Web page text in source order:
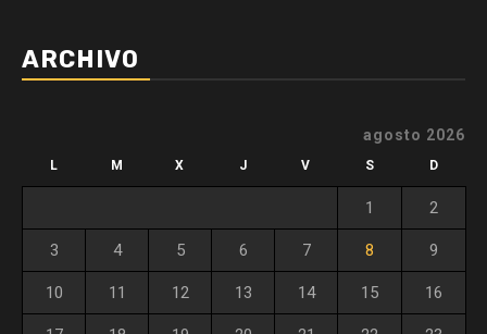
ARCHIVO
agosto 2026
L M X J V S D
1 2
3 4 5 6 7 8 9
10 11 12 13 14 15 16